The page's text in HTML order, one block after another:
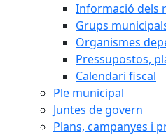
Informació dels
Grups
Organismes
Pressupostos,
Calendari fiscal
Ple municipal
Juntes de govern
Plans, campanyes i